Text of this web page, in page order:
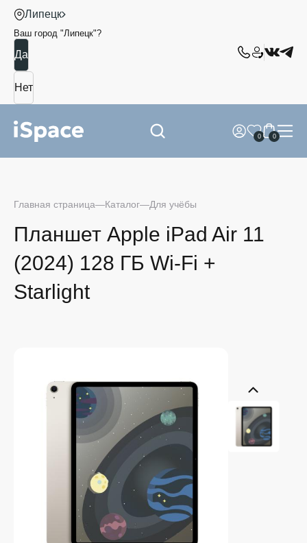
Липецк
Ваш город "Липецк"?
0 0
Главная страница Каталог Для учёбы
Планшет Apple iPad Air 11
(2024) 128 ГБ Wi-Fi +
Starlight